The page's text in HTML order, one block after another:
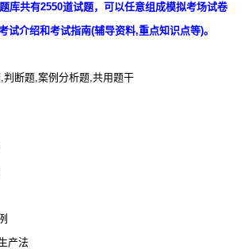
库共有2550道试题，可以任意组成模拟考场试卷
试介绍和考试指南(辅导资料,重点知识点等)。
断题,案例分析题,共用题干
产法